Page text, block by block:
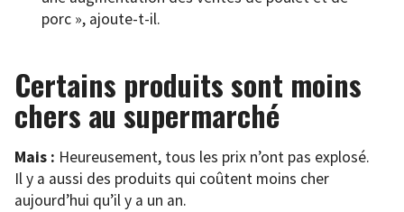
porc », ajoute-t-il.
Certains produits sont moins
chers au supermarché
Mais : Heureusement, tous les prix n’ont pas explosé.
Il y a aussi des produits qui coûtent moins cher
aujourd’hui qu’il y a un an.